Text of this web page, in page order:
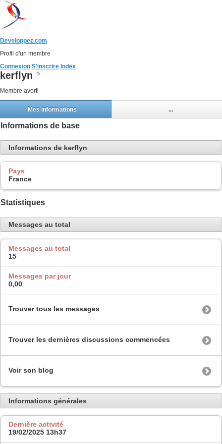
Developpez.com
Profil d'un membre
Connexion S'inscrire Index
kerflyn
Membre averti
Mes informations ...
Informations de base
Informations de kerflyn
Pays
France
Statistiques
Messages au total
Messages au total
15
Messages par jour
0,00
Trouver tous les messages
Trouver les dernières discussions commencées
Voir son blog
Informations générales
Dernière activité
19/02/2025 13h37